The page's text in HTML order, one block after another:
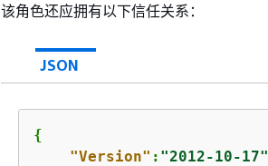
该角色还应拥有以下信任关系：
JSON
{
"Version" : "2012-10-17"